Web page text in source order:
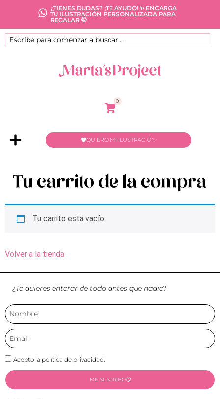
¿TIENES DUDAS? ¡TE AYUDO! ✨ ENCARGA
TU ILUSTRACIÓN PERSONALIZADA PARA
REGALAR 🤭
0
QUIERO MI ILUSTRACIÓN
Tu carrito de la compra
Tu carrito está vacío.
Volver a la tienda
¿Te quieres enterar de todo antes que nadie?
Acepto la política de privacidad.
ME SUSCRIBO